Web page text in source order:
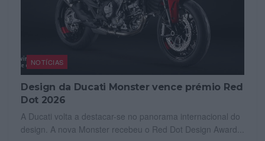
NOTÍCIAS
Design da Ducati Monster vence prémio Red
Dot 2026
A Ducati volta a destacar-se no panorama internacional do
design. A nova Monster recebeu o Red Dot Design Award...